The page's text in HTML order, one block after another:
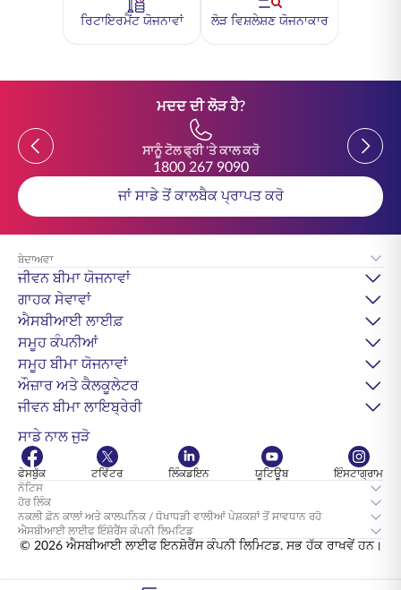
ਰਿਟਾਇਰਮੈਂਟ ਯੋਜਨਾਵਾਂ ਲੋੜ ਵਿਸ਼ਲੇਸ਼ਣ ਯੋਜਨਾਕਾਰ
ਮਦਦ ਦੀ ਲੋੜ ਹੈ?
Previous
ਸਾਨੂੰ ਟੋਲ ਫ੍ਰੀ 'ਤੇ ਕਾਲ ਕਰੋ
1800 267 9090
Previous
ਜਾਂ ਸਾਡੇ ਤੋਂ ਕਾਲਬੈਕ ਪ੍ਰਾਪਤ ਕਰੋ
ਬੇਦਾਅਵਾ
ਜੀਵਨ ਬੀਮਾ ਯੋਜਨਾਵਾਂ
ਗਾਹਕ ਸੇਵਾਵਾਂ
ਐਸਬੀਆਈ ਲਾਈਫ਼
ਸਮੂਹ ਕੰਪਨੀਆਂ
ਸਮੂਹ ਬੀਮਾ ਯੋਜਨਾਵਾਂ
ਔਜ਼ਾਰ ਅਤੇ ਕੈਲਕੂਲੇਟਰ
ਜੀਵਨ ਬੀਮਾ ਲਾਇਬ੍ਰੇਰੀ
ਸਾਡੇ ਨਾਲ ਜੁੜੋ
ਫੇਸਬੁੱਕ ਟਵਿੱਟਰ ਲਿੰਕਡਇਨ ਯੂਟਿਊਬ
ਇੰਸਟਾਗ੍ਰਾਮ
ਨੋਟਿਸ
ਹੋਰ ਲਿੰਕ
ਨਕਲੀ ਫ਼ੋਨ ਕਾਲਾਂ ਅਤੇ ਕਾਲਪਨਿਕ / ਧੋਖਾਧੜੀ ਵਾਲੀਆਂ ਪੇਸ਼ਕਸ਼ਾਂ ਤੋਂ ਸਾਵਧਾਨ ਰਹੋ
ਐਸਬੀਆਈ ਲਾਈਫ ਇੰਸ਼ੋਰੈਂਸ ਕੰਪਨੀ ਲਿਮਟਿਡ
© 2026 ਐਸਬੀਆਈ ਲਾਈਫ ਇਨਸ਼ੋਰੈਂਸ ਕੰਪਨੀ ਲਿਮਿਟਡ. ਸਭ ਹੱਕ ਰਾਖਵੇਂ ਹਨ।